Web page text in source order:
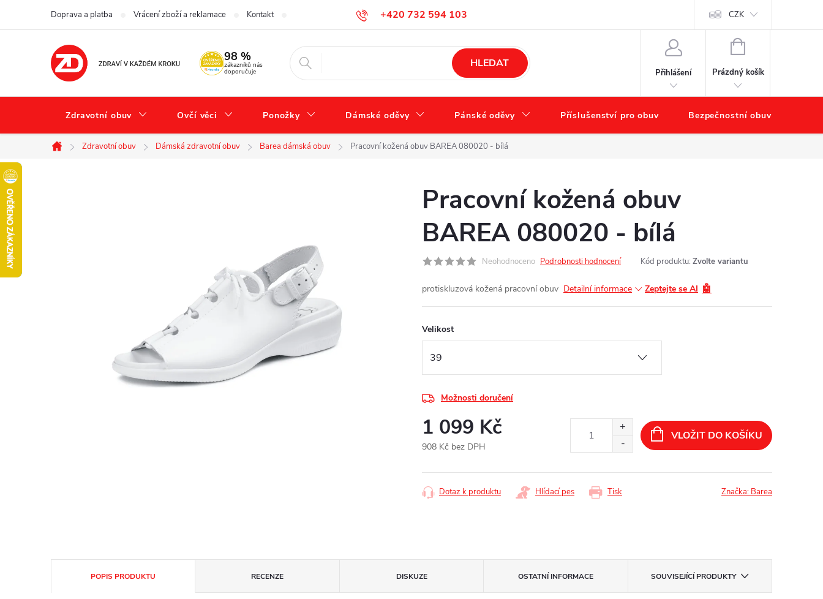
+420 732 594 103
info@zdravotnidoplnky.com
Doprava a platba Vrácení zboží a reklamace Kontakt FAQ – často kladené otázky Tabulka velikostí Náš příběh – O nás
CZK
98 %
zákazníků nás
doporučuje
HLEDAT
Přihlášení
NÁKUPNÍ
Prázdný košík
Zdravotní obuv Ovčí věci Ponožky Dámské oděvy Pánské oděvy Příslušenství pro obuv Bezpečnostní obuv
Domů
Zdravotní obuv Dámská zdravotní obuv Barea dámská obuv Pracovní kožená obuv BAREA 080020 - bílá
Pracovní kožená obuv
BAREA 080020 - bílá
Neohodnoceno Podrobnosti hodnocení Kód produktu: Zvolte variantu
protiskluzová kožená pracovní obuv Detailní informace Zeptejte se AI 🤖
Velikost
Možnosti doručení
1 099 Kč
908 Kč bez DPH
cena:
VLOŽIT DO KOŠÍKU
Tisk
Dotaz k produktu Hlídací pes Značka: Barea
POPIS PRODUKTU RECENZE DISKUZE OSTATNÍ INFORMACE SOUVISEJÍCÍ PRODUKTY